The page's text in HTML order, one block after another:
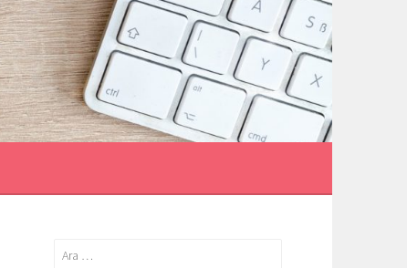
Arama: